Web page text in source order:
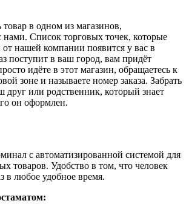
в одном из магазинов,
Список торговых точек, которые
нашей компании появится у вас в
поступит в ваш город, вам придёт
идёте в этот магазин, обращаетесь к
зоне и называете номер заказа. Забрать
друг или родственник, который знает
он оформлен.
с автоматизированной системой для
товаров. Удобство в том, что человек
в любое удобное время.